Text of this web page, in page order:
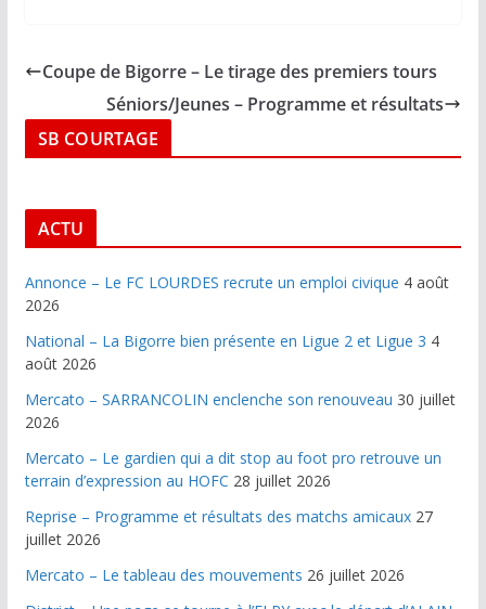
Coupe de Bigorre – Le tirage des premiers tours
Séniors/Jeunes – Programme et résultats
SB COURTAGE
ACTU
Annonce – Le FC LOURDES recrute un emploi civique 4 août
2026
National – La Bigorre bien présente en Ligue 2 et Ligue 3 4
août 2026
Mercato – SARRANCOLIN enclenche son renouveau 30 juillet
2026
Mercato – Le gardien qui a dit stop au foot pro retrouve un
terrain d’expression au HOFC 28 juillet 2026
Reprise – Programme et résultats des matchs amicaux 27
juillet 2026
Mercato – Le tableau des mouvements 26 juillet 2026